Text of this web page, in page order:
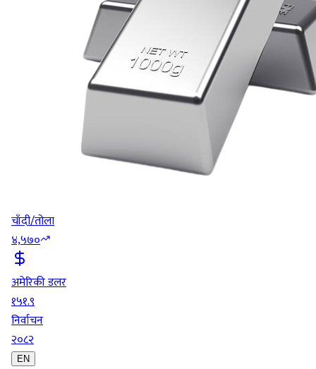
चाँदी/तोला
४,५७०
अमेरिकी डलर
१५१.९
निर्वाचन
२०८२
EN